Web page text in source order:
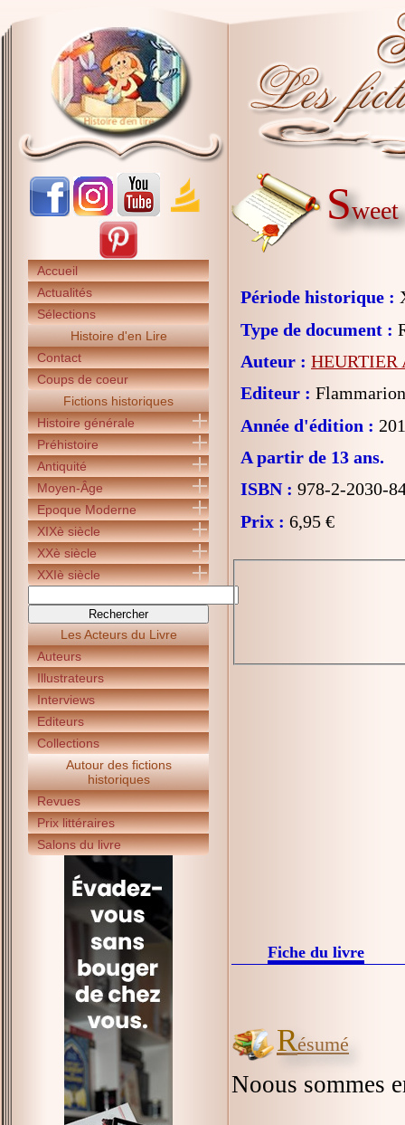
Accueil
Actualités
Sélections
Histoire d'en Lire
Contact
Coups de coeur
Fictions historiques
Histoire générale
Préhistoire
Antiquité
Moyen-Âge
Epoque Moderne
XIXè siècle
XXè siècle
XXIè siècle
Les Acteurs du Livre
Auteurs
Illustrateurs
Interviews
Editeurs
Collections
Autour des fictions
historiques
Revues
Prix littéraires
Salons du livre
Sweet
Période historique :
Type de document :
Auteur : HEURTIER
Editeur :
Année d'édition :
A partir de 13 ans.
ISBN : 978-2-2030-
Prix : 6,95 €
Fiche du livre
Résumé
Noous sommes